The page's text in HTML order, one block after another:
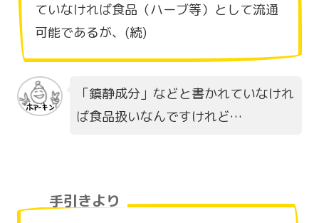
ていなければ食品（ハーブ等）として流通
可能であるが、(続)
「鎮静成分」などと書かれていなけれ
ば食品扱いなんですけれど…
手引きより